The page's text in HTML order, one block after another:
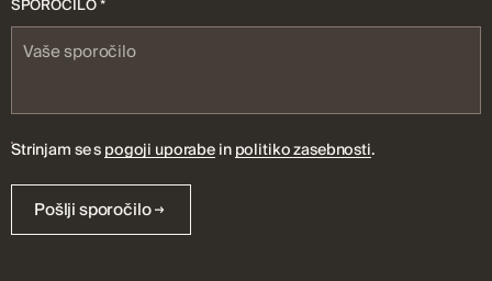
SPOROČILO *
Strinjam se spogoji uporabeinpolitiko zasebnosti.
Pošlji sporočilo